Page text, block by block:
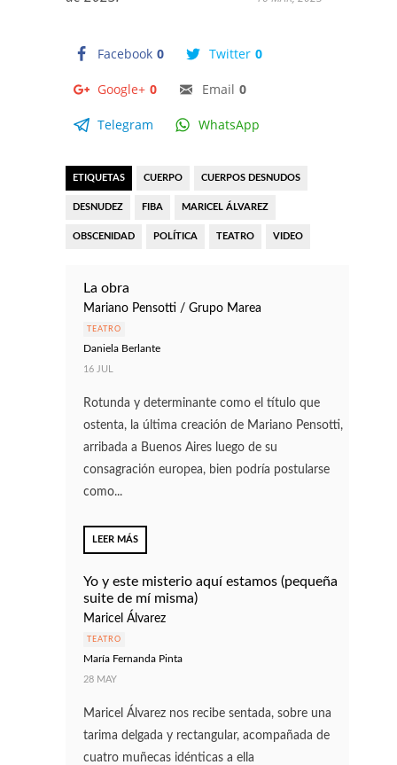
Facebook 0 Twitter 0
Google+ 0 Email 0
Telegram WhatsApp
ETIQUETAS CUERPO CUERPOS DESNUDOS
DESNUDEZ FIBA MARICEL ÁLVAREZ
OBSCENIDAD POLÍTICA TEATRO VIDEO
La obra
Mariano Pensotti / Grupo Marea
TEATRO
Daniela Berlante
16 JUL
Rotunda y determinante como el título que
ostenta, la última creación de Mariano Pensotti,
arribada a Buenos Aires luego de su
consagración europea, bien podría postularse
como...
LEER MÁS
Yo y este misterio aquí estamos (pequeña
suite de mí misma)
Maricel Álvarez
TEATRO
María Fernanda Pinta
28 MAY
Maricel Álvarez nos recibe sentada, sobre una
tarima delgada y rectangular, acompañada de
cuatro muñecas idénticas a ella